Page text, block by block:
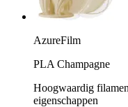
AzureFilm
PLA Champagne
Hoogwaardig
eigenschappen